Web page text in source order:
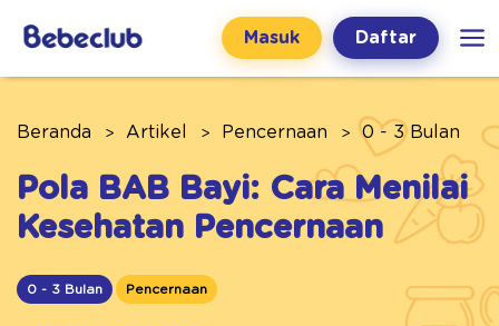
Masuk Daftar
Beranda Artikel Pencernaan 0 - 3 Bulan
Pola BAB Bayi: Cara Menilai
Kesehatan Pencernaan
0 - 3 Bulan Pencernaan